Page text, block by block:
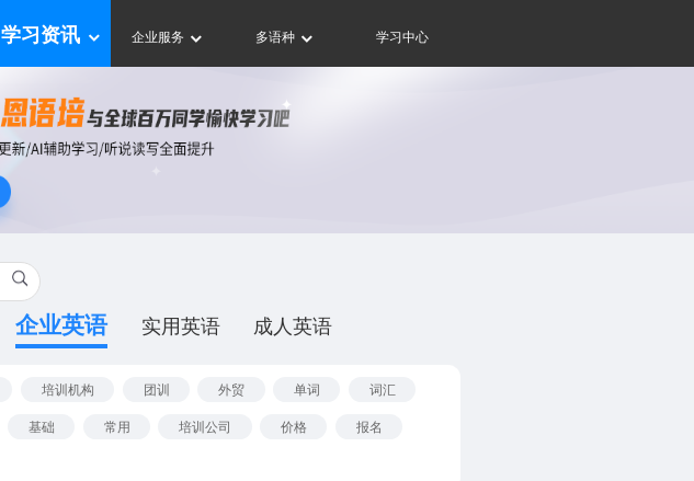
学习资讯 企业服务 多语种 学习中心
企业英语 实用英语 成人英语
培训机构 团训 外贸 单词 词汇
基础 常用 培训公司 价格 报名